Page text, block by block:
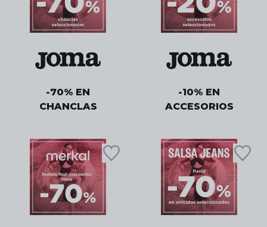
-70% EN
CHANCLAS
-10% EN
ACCESORIOS